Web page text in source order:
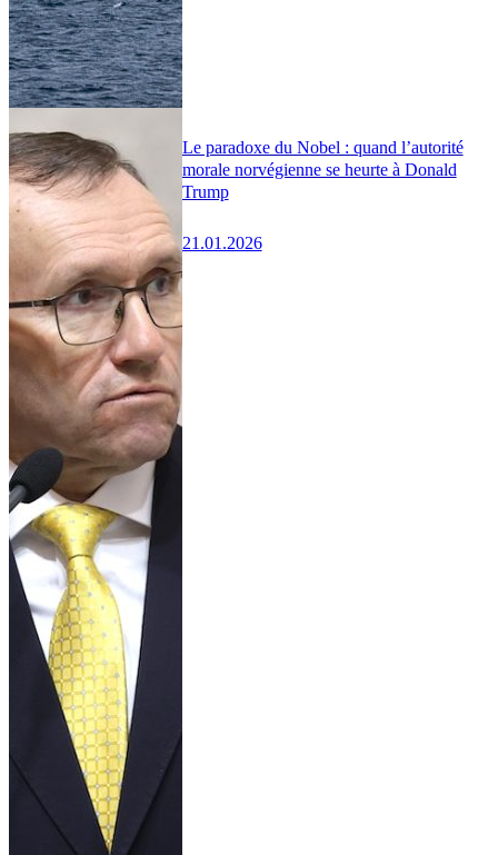
Le paradoxe du Nobel : quand l’autorité
morale norvégienne se heurte à Donald
Trump
21.01.2026